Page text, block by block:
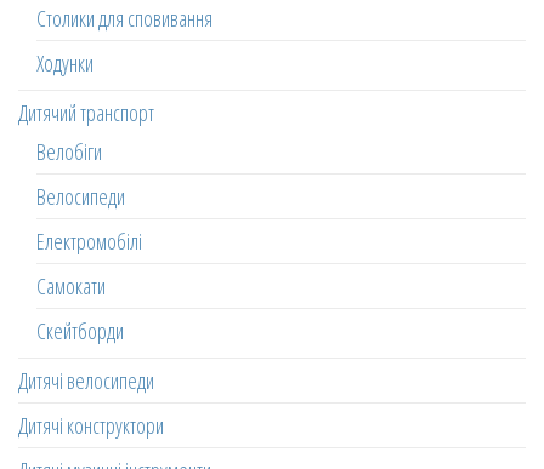
Столики для сповивання
Ходунки
Дитячий транспорт
Велобіги
Велосипеди
Електромобілі
Самокати
Скейтборди
Дитячі велосипеди
Дитячі конструктори